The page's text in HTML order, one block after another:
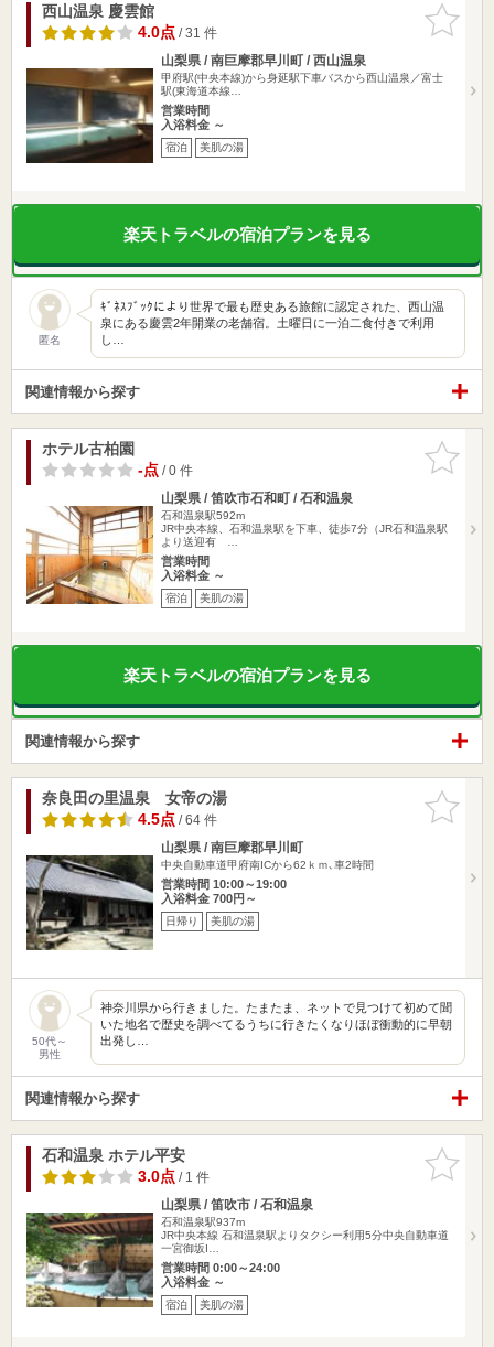
お気に入
りに追加
西山温泉 慶雲館
4.0点/ 31 件
山梨県 / 南巨摩郡早川町 / 西山温泉
甲府駅(中央本線)から身延駅下車バスから西山温泉／富士
駅(東海道本線…
営業時間
入浴料金 ～
宿泊 美肌の湯
楽天トラベルの宿泊プランを見る
匿名
ｷﾞﾈｽﾌﾞｯｸにより世界で最も歴史ある旅館に認定された、西山温
泉にある慶雲2年開業の老舗宿。土曜日に一泊二食付きで利用
し…
関連情報から探す
お気に入
りに追加
ホテル古柏園
-点/ 0 件
山梨県 / 笛吹市石和町 / 石和温泉
石和温泉駅592m
JR中央本線、石和温泉駅を下車、徒歩7分（JR石和温泉駅
より送迎有 …
営業時間
入浴料金 ～
宿泊 美肌の湯
楽天トラベルの宿泊プランを見る
関連情報から探す
お気に入
りに追加
奈良田の里温泉 女帝の湯
4.5点/ 64 件
山梨県 / 南巨摩郡早川町
中央自動車道甲府南ICから62ｋｍ､車2時間
営業時間 10:00～19:00
入浴料金 700円～
日帰り 美肌の湯
50代～
男性
神奈川県から行きました。たまたま、ネットで見つけて初めて聞
いた地名で歴史を調べてるうちに行きたくなりほぼ衝動的に早朝
出発し…
関連情報から探す
お気に入
りに追加
石和温泉 ホテル平安
3.0点/ 1 件
山梨県 / 笛吹市 / 石和温泉
石和温泉駅937m
JR中央本線 石和温泉駅よりタクシー利用5分中央自動車道
一宮御坂I…
営業時間 0:00～24:00
入浴料金 ～
宿泊 美肌の湯